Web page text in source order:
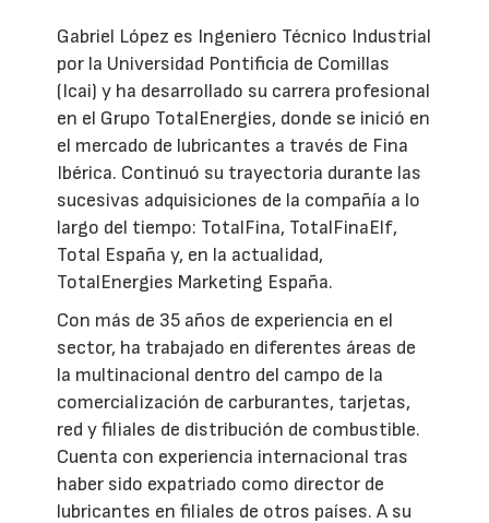
Gabriel López es Ingeniero Técnico Industrial
por la Universidad Pontificia de Comillas
(Icai) y ha desarrollado su carrera profesional
en el Grupo TotalEnergies, donde se inició en
el mercado de lubricantes a través de Fina
Ibérica. Continuó su trayectoria durante las
sucesivas adquisiciones de la compañía a lo
largo del tiempo: TotalFina, TotalFinaElf,
Total España y, en la actualidad,
TotalEnergies Marketing España.
Con más de 35 años de experiencia en el
sector, ha trabajado en diferentes áreas de
la multinacional dentro del campo de la
comercialización de carburantes, tarjetas,
red y filiales de distribución de combustible.
Cuenta con experiencia internacional tras
haber sido expatriado como director de
lubricantes en filiales de otros países. A su